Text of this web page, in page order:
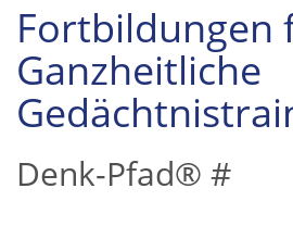
Fortbildungen
Ganzheitliche
Denk-Pfad® #